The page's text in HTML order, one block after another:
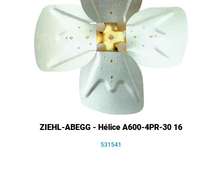
ZIEHL-ABEGG - Hélice A600-4PR-30 16
531541